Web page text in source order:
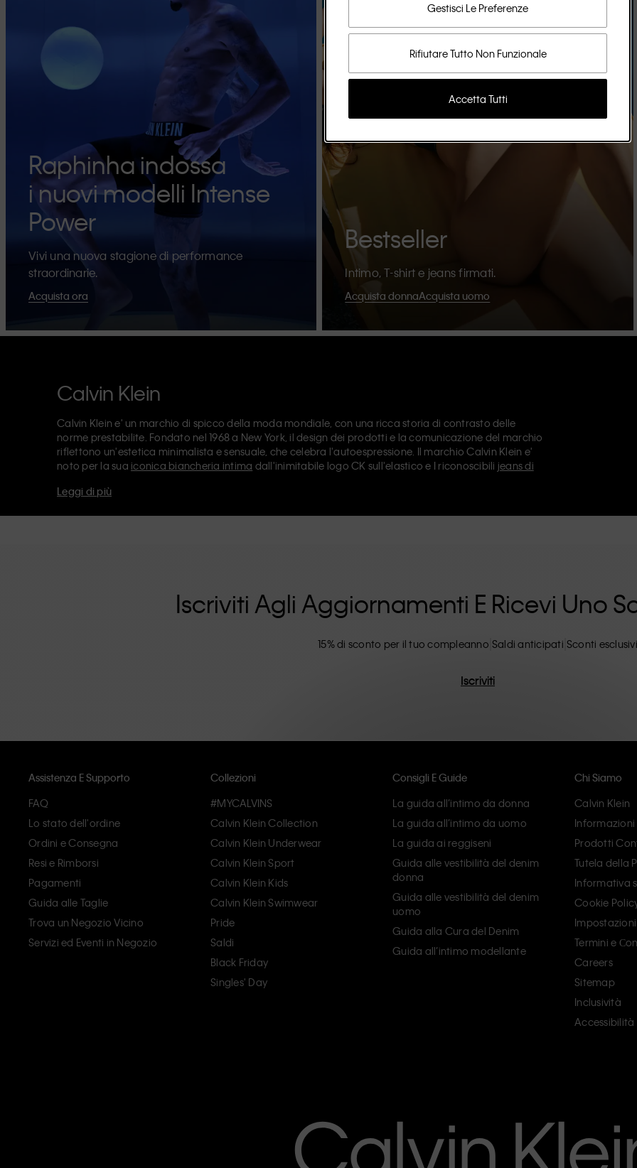
Raphinha indossa
i nuovi modelli Intense
Power
Vivi una nuova stagione di performance
straordinarie.
Acquista ora
Bestseller
Intimo, T-shirt e jeans firmati.
Acquista donnaAcquista uomo
Calvin Klein
Calvin Klein e' un marchio di spicco della moda mondiale, con una ricca storia di contrasto delle
norme prestabilite. Fondato nel 1968 a New York, il design dei prodotti e la comunicazione del marchio
riflettono un'estetica minimalista e sensuale, che celebra l'autoespressione. Il marchio Calvin Klein e'
noto per la sua iconica biancheria intima dall'inimitabile logo CK sull'elastico e I riconoscibili jeans di
accessori, che puntano ad elevare I capi essenziali di tutti I giorni. Tutte le linee di Calvin Klein, Calvin
Leggi di più
Iscriviti Agli Aggiornamenti E Ricevi Uno
15% di sconto per il tuo compleanno Saldi anticipati Sconti esclusivi
Iscriviti
Assistenza E Supporto
FAQ
Lo stato dell'ordine
Ordini e Consegna
Resi e Rimborsi
Pagamenti
Guida alle Taglie
Trova un Negozio Vicino
Servizi ed Eventi in Negozio
Collezioni
#MYCALVINS
Calvin Klein Collection
Calvin Klein Underwear
Calvin Klein Sport
Calvin Klein Kids
Calvin Klein Swimwear
Pride
Saldi
Black Friday
Singles' Day
Consigli E Guide
La guida all’intimo da donna
La guida all’intimo da uomo
La guida ai reggiseni
Guida alle vestibilità del denim
donna
Guida alle vestibilità del denim
uomo
Guida alla Cura del Denim
Guida all’intimo modellante
Chi Siamo
Calvin Klein
Prodotti
Tutela della
Informativa
Cookie
Termini e
Careers
Sitemap
Inclusività
Accessibilità
Rifiutare Tutto Non Funzionale
Gestisci Le Preferenze
Accetta Tutti